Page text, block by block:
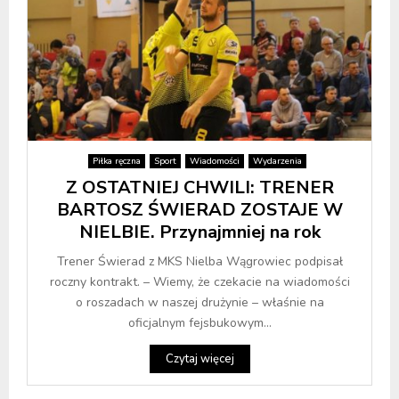
Piłka ręczna Sport Wiadomości Wydarzenia
Z OSTATNIEJ CHWILI: TRENER
BARTOSZ ŚWIERAD ZOSTAJE W
NIELBIE. Przynajmniej na rok
Trener Świerad z MKS Nielba Wągrowiec podpisał
roczny kontrakt. – Wiemy, że czekacie na wiadomości
o roszadach w naszej drużynie – właśnie na
oficjalnym fejsbukowym...
Czytaj więcej